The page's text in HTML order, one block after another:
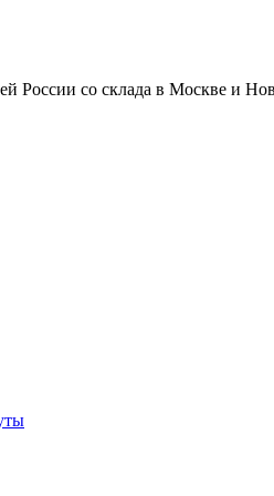
России со склада в Москве и